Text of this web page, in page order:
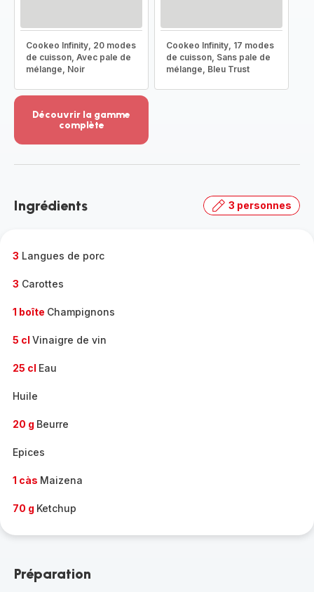
Cookeo Infinity, 20 modes
de cuisson, Avec pale de
mélange, Noir
Cookeo Infinity, 17 modes
de cuisson, Sans pale de
mélange, Bleu Trust
Découvrir la gamme
complète
-
gamme
Ingrédients 3 personnes
3 Langues de porc
3 Carottes
1 boîte Champignons
5 cl Vinaigre de vin
25 cl Eau
Huile
20 g Beurre
Epices
1 càs Maizena
70 g Ketchup
Préparation